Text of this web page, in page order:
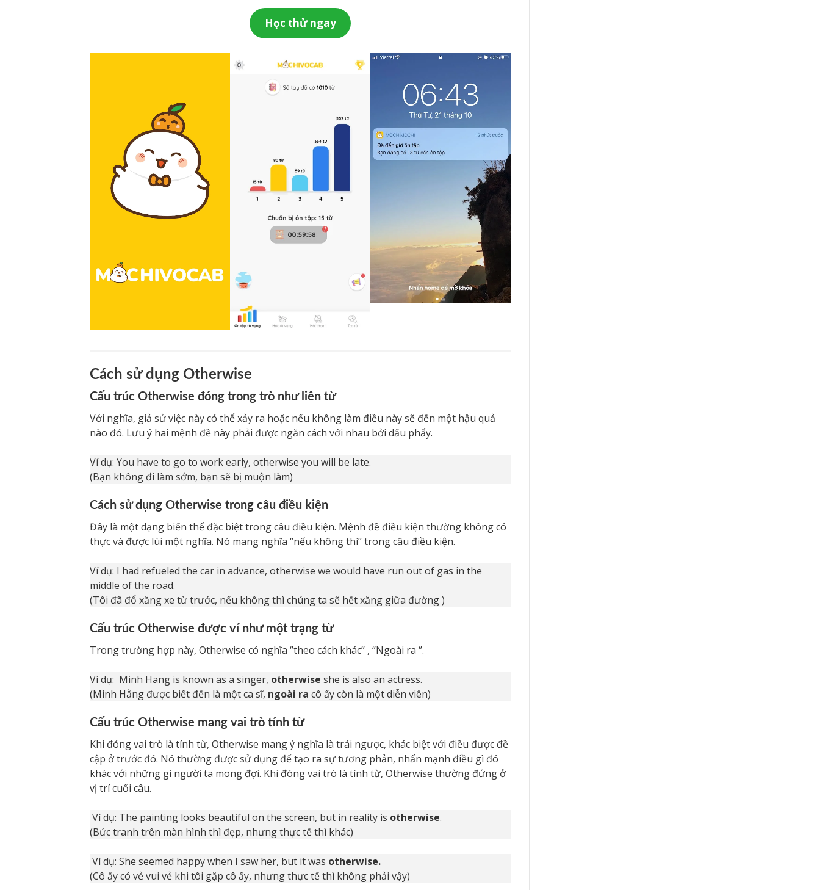
Học thử ngay
Cách sử dụng Otherwise
Cấu trúc Otherwise đóng trong trò như liên từ
Với nghĩa, giả sử việc này có thể xảy ra hoặc nếu không làm điều này sẽ đến một hậu quả
nào đó. Lưu ý hai mệnh đề này phải được ngăn cách với nhau bởi dấu phẩy.
Ví dụ: You have to go to work early, otherwise you will be late.
(Bạn không đi làm sớm, bạn sẽ bị muộn làm)
Cách sử dụng Otherwise trong câu điều kiện
Đây là một dạng biến thể đặc biệt trong câu điều kiện. Mệnh đề điều kiện thường không có
thực và được lùi một nghĩa. Nó mang nghĩa ‘’nếu không thì’’ trong câu điều kiện.
Ví dụ: I had refueled the car in advance, otherwise we would have run out of gas in the
middle of the road.
(Tôi đã đổ xăng xe từ trước, nếu không thì chúng ta sẽ hết xăng giữa đường )
Cấu trúc Otherwise được ví như một trạng từ
Trong trường hợp này, Otherwise có nghĩa ‘’theo cách khác’’ , ‘’Ngoài ra ‘’.
Ví dụ: Minh Hang is known as a singer, otherwise she is also an actress.
(Minh Hằng được biết đến là một ca sĩ, ngoài ra cô ấy còn là một diễn viên)
Cấu trúc Otherwise mang vai trò tính từ
Khi đóng vai trò là tính từ, Otherwise mang ý nghĩa là trái ngược, khác biệt với điều được đề
cập ở trước đó. Nó thường được sử dụng để tạo ra sự tương phản, nhấn mạnh điều gì đó
khác với những gì người ta mong đợi. Khi đóng vai trò là tính từ, Otherwise thường đứng ở
vị trí cuối câu.
Ví dụ: The painting looks beautiful on the screen, but in reality is otherwise.
(Bức tranh trên màn hình thì đẹp, nhưng thực tế thì khác)
Ví dụ: She seemed happy when I saw her, but it was otherwise.
(Cô ấy có vẻ vui vẻ khi tôi gặp cô ấy, nhưng thực tế thì không phải vậy)